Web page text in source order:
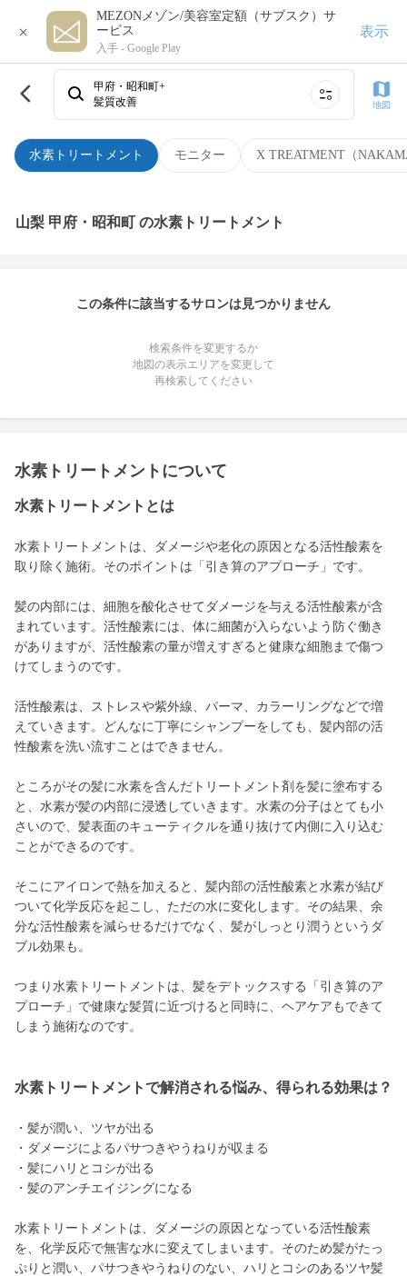
×
MEZONメゾン/美容室定額（サブスク）サ
ービス
入手 - Google Play
表示
水素トリートメント モニター X TREATMENT（
甲府・昭和町+
髪質改善
地図
山梨 甲府・昭和町 の水素トリートメント
この条件に該当するサロンは見つかりません
検索条件を変更するか
地図の表示エリアを変更して
再検索してください
水素トリートメントについて
水素トリートメントとは
水素トリートメントは、ダメージや老化の原因となる活性酸素を
取り除く施術。そのポイントは「引き算のアプローチ」です。
髪の内部には、細胞を酸化させてダメージを与える活性酸素が含
まれています。活性酸素には、体に細菌が入らないよう防ぐ働き
がありますが、活性酸素の量が増えすぎると健康な細胞まで傷つ
けてしまうのです。
活性酸素は、ストレスや紫外線、パーマ、カラーリングなどで増
えていきます。どんなに丁寧にシャンプーをしても、髪内部の活
性酸素を洗い流すことはできません。
ところがその髪に水素を含んだトリートメント剤を髪に塗布する
と、水素が髪の内部に浸透していきます。水素の分子はとても小
さいので、髪表面のキューティクルを通り抜けて内側に入り込む
ことができるのです。
そこにアイロンで熱を加えると、髪内部の活性酸素と水素が結び
ついて化学反応を起こし、ただの水に変化します。その結果、余
分な活性酸素を減らせるだけでなく、髪がしっとり潤うというダ
ブル効果も。
つまり水素トリートメントは、髪をデトックスする「引き算のア
プローチ」で健康な髪質に近づけると同時に、ヘアケアもできて
しまう施術なのです。
水素トリートメントで解消される悩み、得られる効果は？
・髪が潤い、ツヤが出る
・ダメージによるパサつきやうねりが収まる
・髪にハリとコシが出る
・髪のアンチエイジングになる
水素トリートメントは、ダメージの原因となっている活性酸素
を、化学反応で無害な水に変えてしまいます。そのため髪がたっ
ぷりと潤い、パサつきやうねりのない、ハリとコシのあるツヤ髪